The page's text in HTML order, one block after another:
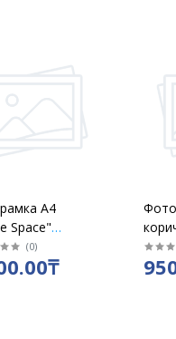
А4
Space"
без
(0)
без